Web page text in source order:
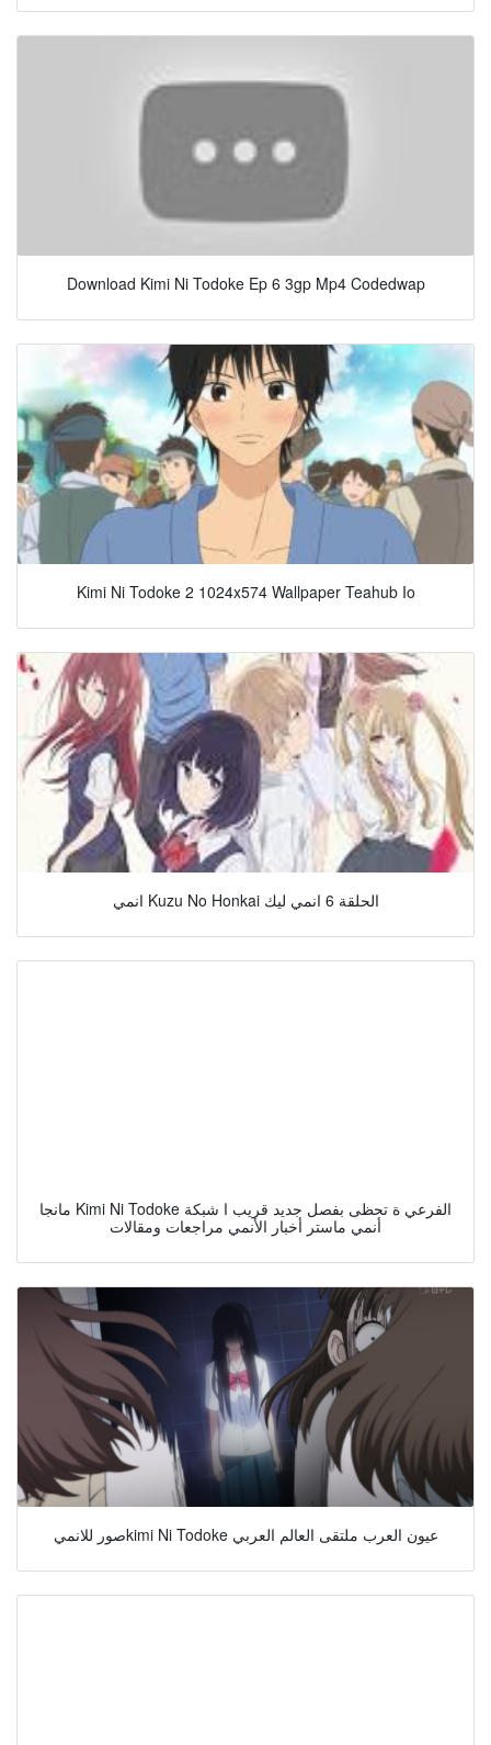
Download Kimi Ni Todoke Ep 6 3gp Mp4 Codedwap
Kimi Ni Todoke 2 1024x574 Wallpaper Teahub Io
انمي Kuzu No Honkai الحلقة 6 انمي ليك
مانجا Kimi Ni Todoke الفرعي ة تحظى بفصل جديد قريب ا شبكة
أنمي ماستر أخبار الأنمي مراجعات ومقالات
صور للانميkimi Ni Todoke عيون العرب ملتقى العالم العربي